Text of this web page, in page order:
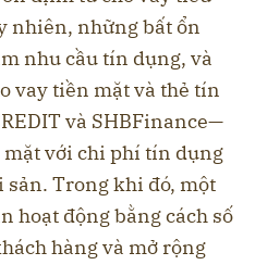
nhiên, những bất ổn
nhu cầu tín dụng, và
vay tiền mặt và thẻ tín
và SHBFinance—
mặt với chi phí tín dụng
sản. Trong khi đó, một
hoạt động bằng cách số
hàng và mở rộng